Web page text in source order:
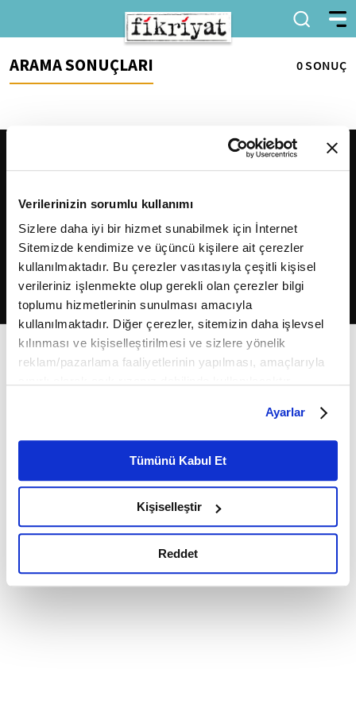
Verilerinizin sorumlu kullanımı
Sizlere daha iyi bir hizmet sunabilmek için İnternet
Sitemizde kendimize ve üçüncü kişilere ait çerezler
kullanılmaktadır. Bu çerezler vasıtasıyla çeşitli kişisel
verileriniz işlenmekte olup gerekli olan çerezler bilgi
toplumu hizmetlerinin sunulması amacıyla
kullanılmaktadır. Diğer çerezler, sitemizin daha işlevsel
kılınması ve kişiselleştirilmesi ve sizlere yönelik
reklam/pazarlama faaliyetlerinin yapılması, amaçlarıyla
belirleyebilirsiniz. Çerezlere ilişkin detaylı bilgi için
Ayarlar butonuna tıklayabilir,Çerez Bilgilendirme
Metnimizi ziyaret edebilirsiniz.
6698 sayılı Kişisel Verilerin Korunması Kanunu uyarınca
okumak ve sitemizi ziyaretiniz kapsamında
gerçekleştirilen veri işleme faaliyetleri ile ilgili daha
detaylı bilgi almak için lütfentıklayınız.
Ayarlar
Tümünü Kabul Et
Kişiselleştir
Reddet
ARAMA SONUÇLARI 0 SONUÇ
2026Fikriyat. Tüm hakları saklıdır.